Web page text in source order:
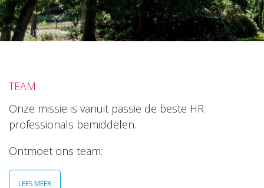
TEAM
Onze missie is vanuit passie de beste HR
professionals bemiddelen.
Ontmoet ons team:
LEES MEER